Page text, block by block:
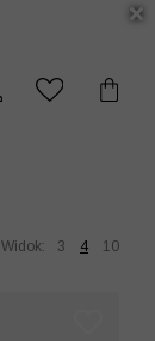
Widok: 3 4 10